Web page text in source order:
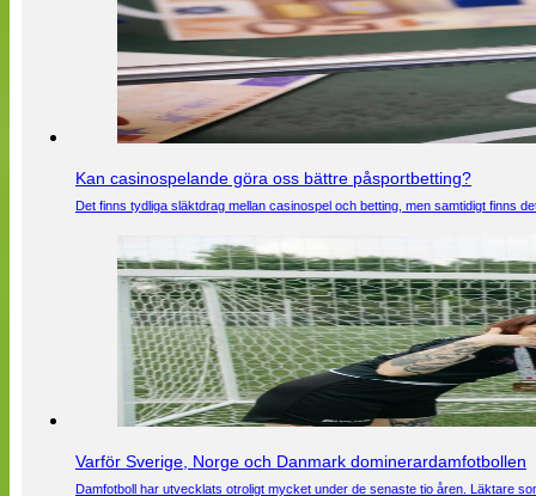
Kan casinospelande göra oss bättre påsportbetting?
Det finns tydliga släktdrag mellan casinospel och betting, men samtidigt finns
Varför Sverige, Norge och Danmark dominerardamfotbollen
Damfotboll har utvecklats otroligt mycket under de senaste tio åren. Läktare